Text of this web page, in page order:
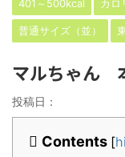
401～500kcal カロ
普通サイズ（並）
マルちゃん
投稿日：
Contents [